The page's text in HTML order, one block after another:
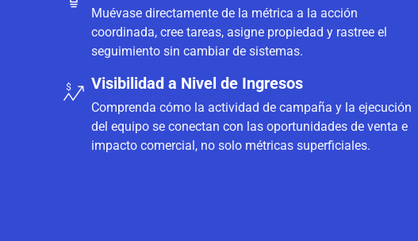
Muévase directamente de la métrica a la acción
coordinada, cree tareas, asigne propiedad y rastree el
seguimiento sin cambiar de sistemas.
Visibilidad a Nivel de Ingresos
Comprenda cómo la actividad de campaña y la ejecución
del equipo se conectan con las oportunidades de venta e
impacto comercial, no solo métricas superficiales.